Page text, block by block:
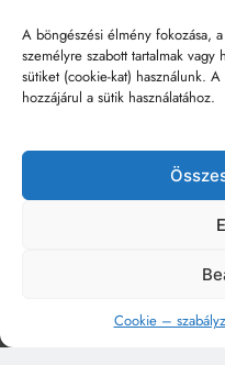
A böngészési élmény fokozása,
személyre szabott tartalmak
sütiket (cookie-kat) használunk.
hozzájárul a sütik használatához.
Cookie –